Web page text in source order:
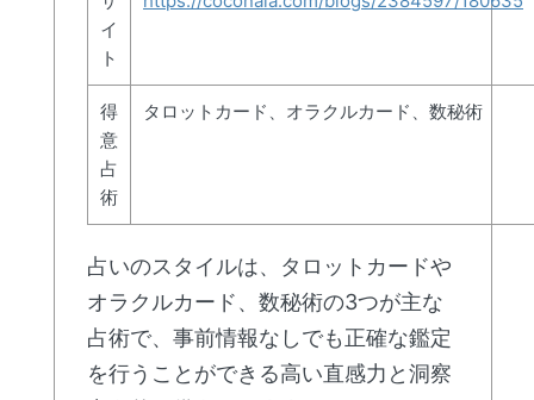
イ
ト
得
意
占
術
タロットカード、オラクルカード、数秘術
占いのスタイルは、タロットカードや
オラクルカード、数秘術の3つが主な
占術で、事前情報なしでも正確な鑑定
を行うことができる高い直感力と洞察